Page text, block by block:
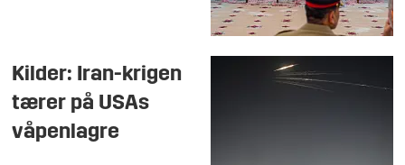
Kilder: Iran-krigen
tærer på USAs
våpenlagre